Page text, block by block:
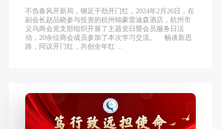
不负春风开新局，铆足干劲开门红，2024年2月26日，在
副会长赵品晓参与投资的杭州锦豪雷迪森酒店，杭州市
义乌商会党支部组织开展了主题党日暨会员服务日活
动，20余位商会成员参加了本次学习交流。 畅谈新思
路，同议开门红，共创全年红 ...